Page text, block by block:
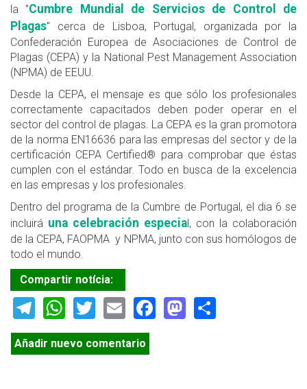
la "Cumbre Mundial de Servicios de Control de
Plagas" cerca de Lisboa, Portugal, organizada por la
Confederación Europea de Asociaciones de Control de
Plagas (CEPA) y la National Pest Management Association
(NPMA) de EEUU.
Desde la CEPA, el mensaje es que sólo los profesionales
correctamente capacitados deben poder operar en el
sector del control de plagas. La CEPA es la gran promotora
de la norma EN16636 para las empresas del sector y de la
certificación CEPA Certified® para comprobar que éstas
cumplen con el estándar. Todo en busca de la excelencia
en las empresas y los profesionales.
Dentro del programa de la Cumbre de Portugal, el dia 6 se
incluirá una celebración especial, con la colaboración
de la CEPA, FAOPMA y NPMA, junto con sus homólogos de
todo el mundo.
Compartir notícia:
Telegram
WhatsApp
TwitterEmailFacebook
Mastodon
Añadir nuevo comentario